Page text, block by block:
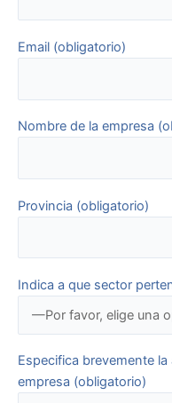
Email (obligatorio)
Nombre de la empresa
Provincia (obligatorio)
Indica a que sector
Especifica brevemente
empresa (obligatorio)